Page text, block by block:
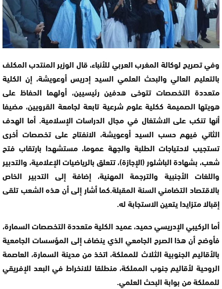
وفي تصريح لوكالة المغرب العربي للأنباء، قال الوزير المنتدب المكلف
بالتعليم العالي والبحث العلمي السيد إدريس أوعويشة، إن الكلية
متعددة التخصصات تتوخى هدفين رئيسيين، أولهما الحفاظ على
هويتها الصميمة ككلية علوم شرعية تابعة لجامعة القرويين، مضيفا
أنها تنكب على الاشتغال في مجال الدراسات الإسلامية. أما الهدف
الثاني فيهم حسب السيد أوعويشة، الانفتاح على تخصصات أخرى
تستجيب لاحتياجات الطلبة والجهة عموما، مستشهدا بارتقاب فتح
شعب، بشهادة الباشلور (الإجازة)، تتعلق بالرياضيات الإعلامية، والتدبير
واللغات الأجنبية والترجمة المهنية، إضافة إلى التدبير الخاص
بالاقتصاد التضامني السنة المقبلة.كما أشار إلى أن هذه الشعب تلقى
إقبالا متزايدا يتعين الاستجابة له.
أما الركيبي الإدريسي حميد، عميد الكلية متعددة التخصصات السمارة،
فأوضح أن هذا الصرح الجامعي الذي ينضاف إلى المؤسسات الجامعية
بالأقاليم الجنوبية الثلاث للمملكة، اتخذ من مدينة السمارة، العاصمة
الروحية لأقاليم جنوب المملكة، منطلقا للانخراط في البعد الإفريقي
للمملكة من بوابة البحث العلمي.